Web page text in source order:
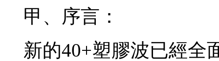
甲、序言：
新的40+塑膠波已經全